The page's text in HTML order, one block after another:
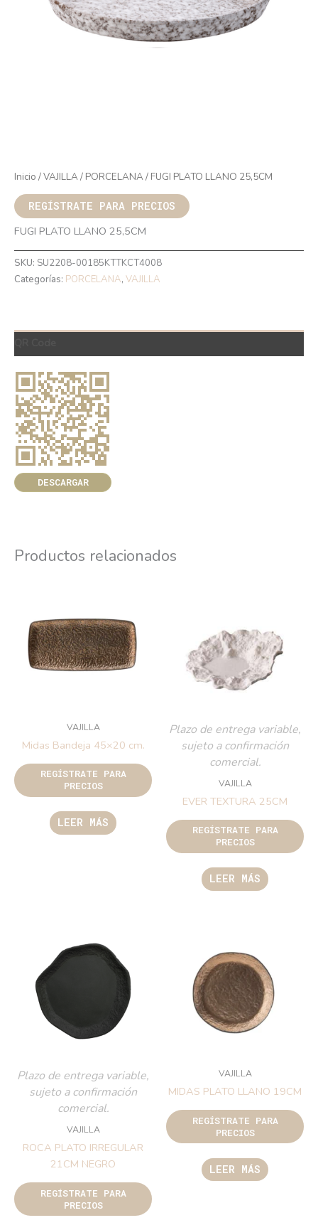
Inicio /VAJILLA/ PORCELANA/ FUGI PLATO LLANO 25,5CM
REGÍSTRATE PARA PRECIOS
FUGI PLATO LLANO 25,5CM
SKU: SU2208-00185KTTKCT4008
Categorías: PORCELANA, VAJILLA
DESCARGAR
Productos relacionados
VAJILLA
Midas Bandeja 45×20 cm.
REGÍSTRATE PARA
PRECIOS
LEER MÁS
Plazo de entrega variable,
sujeto a confirmación
comercial.
VAJILLA
EVER TEXTURA 25CM
REGÍSTRATE PARA
PRECIOS
LEER MÁS
Plazo de entrega variable,
sujeto a confirmación
comercial.
VAJILLA
ROCA PLATO IRREGULAR
21CM NEGRO
REGÍSTRATE PARA
PRECIOS
VAJILLA
MIDAS PLATO LLANO 19CM
REGÍSTRATE PARA
PRECIOS
LEER MÁS